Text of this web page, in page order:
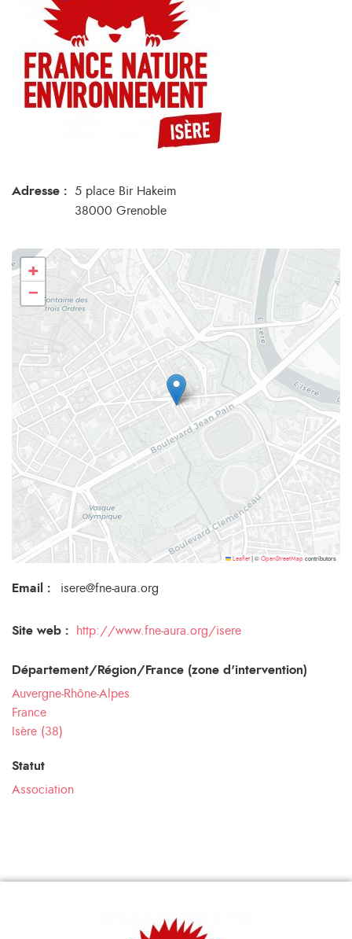
Adresse :
5 place Bir Hakeim
38000 Grenoble
+
−
Leaflet © OpenStreetMap contributors
Email : isere@fne-aura.org
Site web : http://www.fne-aura.org/isere
Département/Région/France (zone d'intervention)
Auvergne-Rhône-Alpes
France
Isère (38)
Statut
Association